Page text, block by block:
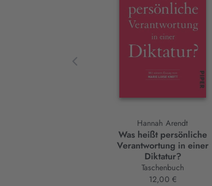
Element
Hannah Arendt
Was heißt persönliche
Verantwortung in einer
Diktatur?
Taschenbuch
12,00 €